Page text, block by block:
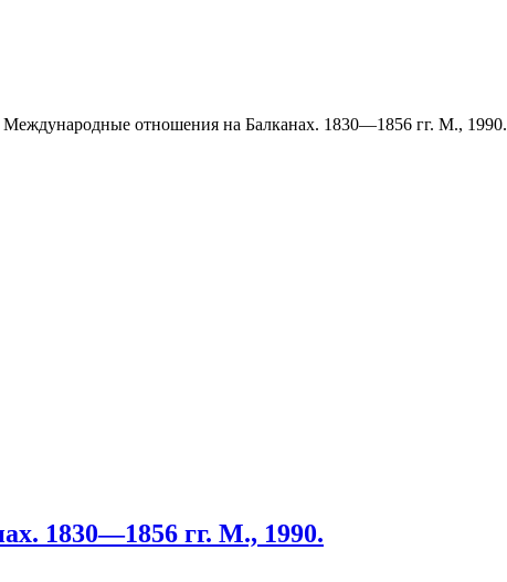
Международные отношения на Балканах. 1830—1856 гг. М., 1990.
1830—1856 гг. М., 1990.